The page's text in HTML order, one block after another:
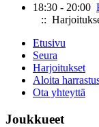
18:30 - 20:00
::
Etusivu
Seura
Harjoitukset
Aloita
Ota yhteyttä
Joukkueet